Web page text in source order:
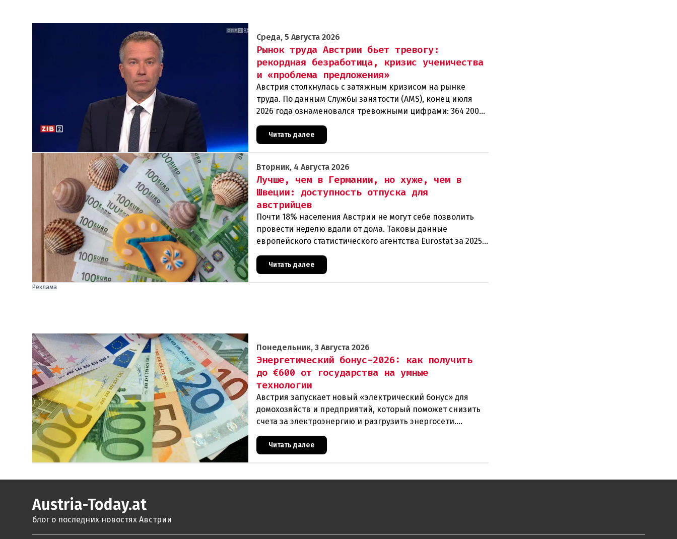
Среда, 5 Августа 2026
Рынок труда Австрии бьет тревогу:
рекордная безработица, кризис ученичества
и «проблема предложения»
Австрия столкнулась с затяжным кризисом на рынке
труда. По данным Службы занятости (AMS), конец июля
2026 года ознаменовался тревожными цифрами: 364 200
человек официально зарегистрированы как безрабо
Читать далее
Вторник, 4 Августа 2026
Лучше, чем в Германии, но хуже, чем в
Швеции: доступность отпуска для
австрийцев
Почти 18% населения Австрии не могут себе позволить
провести неделю вдали от дома. Таковы данные
европейского статистического агентства Eurostat за 2025
год. И хотя ситуация в стране выглядит лучше ср
Читать далее
Реклама
Понедельник, 3 Августа 2026
Энергетический бонус-2026: как получить
до €600 от государства на умные
технологии
Австрия запускает новый «электрический бонус» для
домохозяйств и предприятий, который поможет снизить
счета за электроэнергию и разгрузить энергосети.
Частные лица могут получить до 600 евро на устано
Читать далее
Austria-Today.at
блог о последних новостях Австрии